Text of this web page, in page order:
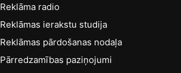
Reklāma radio
Reklāmas ierakstu studija
Reklāmas pārdošanas nodaļa
Pārredzamības paziņojumi